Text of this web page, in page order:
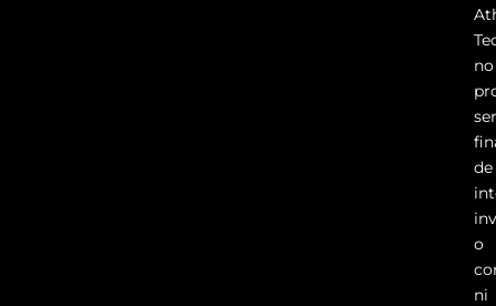
no
de
o
ni